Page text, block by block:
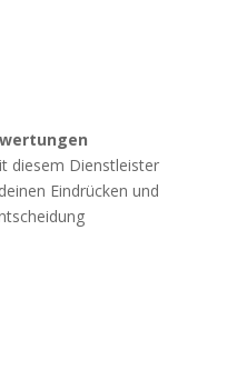
diesem Dienstleister
Eindrücken und